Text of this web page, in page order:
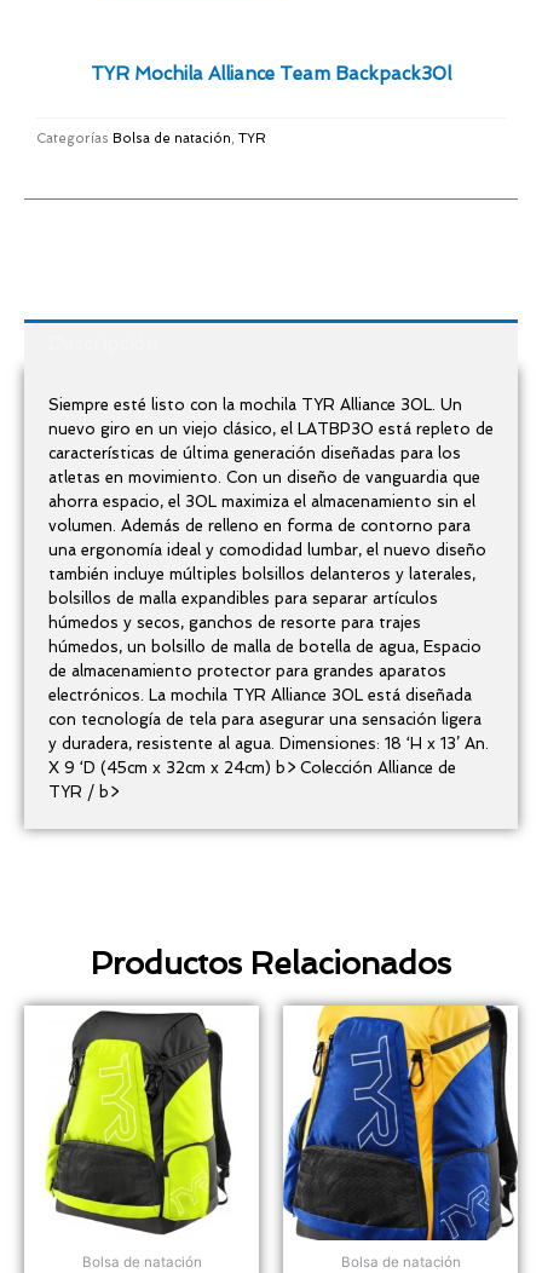
Backpack30l
Productos Relacionados
Bolsa de natación Bolsa de natación
TYR Mochila Alliance Team Backpack30l
Categorías Bolsa de natación, TYR
Siempre esté listo con la mochila TYR Alliance 30L. Un
nuevo giro en un viejo clásico, el LATBP30 está repleto de
características de última generación diseñadas para los
atletas en movimiento. Con un diseño de vanguardia que
ahorra espacio, el 30L maximiza el almacenamiento sin el
volumen. Además de relleno en forma de contorno para
una ergonomía ideal y comodidad lumbar, el nuevo diseño
también incluye múltiples bolsillos delanteros y laterales,
bolsillos de malla expandibles para separar artículos
húmedos y secos, ganchos de resorte para trajes
húmedos, un bolsillo de malla de botella de agua, Espacio
de almacenamiento protector para grandes aparatos
electrónicos. La mochila TYR Alliance 30L está diseñada
con tecnología de tela para asegurar una sensación ligera
y duradera, resistente al agua. Dimensiones: 18 ‘H x 13’ An.
X 9 ‘D (45cm x 32cm x 24cm) b> Colección Alliance de
TYR / b>